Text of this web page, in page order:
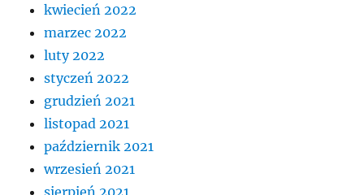
kwiecień 2022
marzec 2022
luty 2022
styczeń 2022
grudzień 2021
listopad 2021
październik 2021
wrzesień 2021
sierpień 2021